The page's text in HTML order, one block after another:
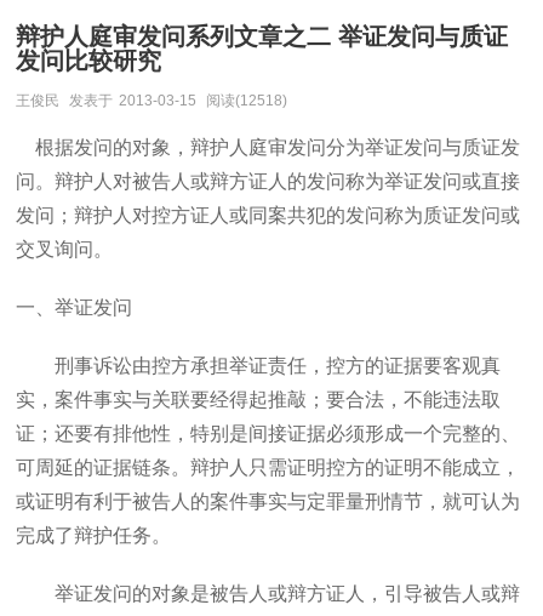
辩护人庭审发问系列文章之二 举证发问与质证
发问比较研究
王俊民 发表于 2013-03-15 阅读(12518)
根据发问的对象，辩护人庭审发问分为举证发问与质证发
问。辩护人对被告人或辩方证人的发问称为举证发问或直接
发问；辩护人对控方证人或同案共犯的发问称为质证发问或
交叉询问。
一、举证发问
刑事诉讼由控方承担举证责任，控方的证据要客观真
实，案件事实与关联要经得起推敲；要合法，不能违法取
证；还要有排他性，特别是间接证据必须形成一个完整的、
可周延的证据链条。辩护人只需证明控方的证明不能成立，
或证明有利于被告人的案件事实与定罪量刑情节，就可认为
完成了辩护任务。
举证发问的对象是被告人或辩方证人，引导被告人或辩